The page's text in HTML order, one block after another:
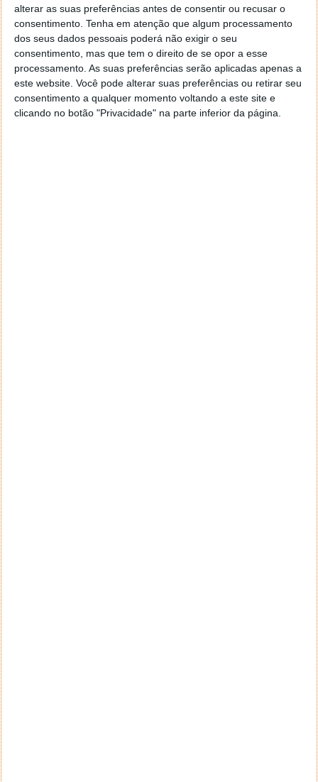
alterar as suas preferências antes de consentir ou recusar o
consentimento. Tenha em atenção que algum processamento
dos seus dados pessoais poderá não exigir o seu
consentimento, mas que tem o direito de se opor a esse
processamento. As suas preferências serão aplicadas apenas a
este website. Você pode alterar suas preferências ou retirar seu
consentimento a qualquer momento voltando a este site e
clicando no botão "Privacidade" na parte inferior da página.
Este artigo tem mais de um ano
Acompanhe o Pplware no Google Notícias
Proponha uma correção, faça uma sugestão